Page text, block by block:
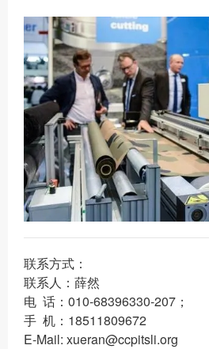
联系方式：
联系人：薛然
电 话：010-68396330-207；
手 机：18511809672
E-Mail: xueran@ccpitsli.org